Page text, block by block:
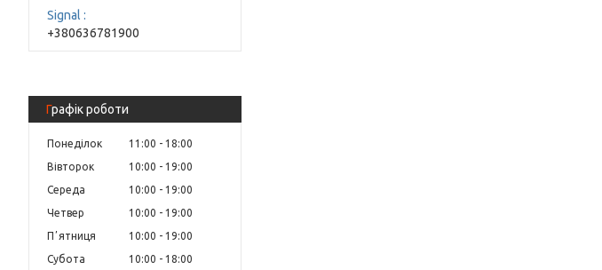
Signal
+380636781900
Графік роботи
Понеділок 11:00
18:00
Вівторок
10:00
19:00
Середа
10:00
19:00
Четвер
10:00
19:00
Пʼятниця
10:00
19:00
Субота
10:00
18:00